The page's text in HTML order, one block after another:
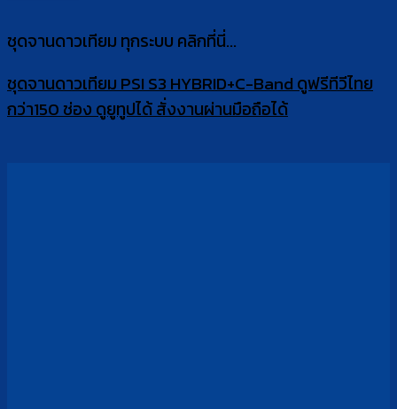
ชุดจานดาวเทียม ทุกระบบ คลิกที่นี่...
ชุดจานดาวเทียม PSI S3 HYBRID+C-Band ดูฟรีทีวีไทย
กว่า150 ช่อง ดูยูทูปได้ สั่งงานผ่านมือถือได้